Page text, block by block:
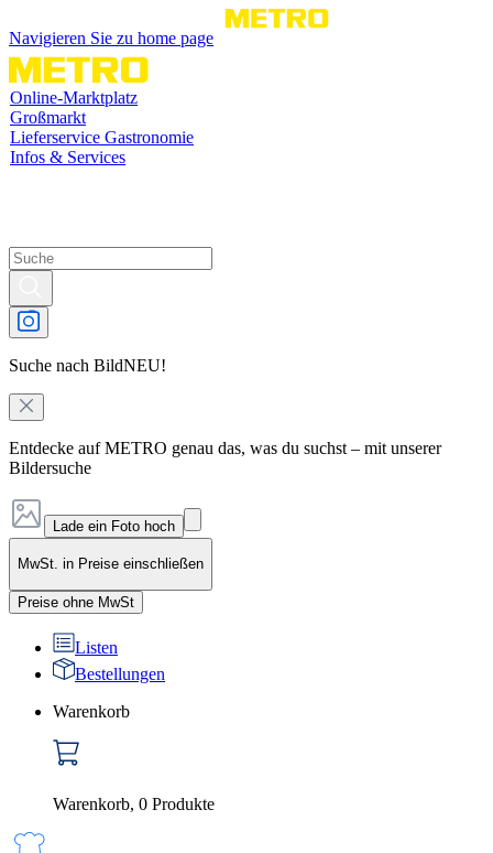
Navigieren Sie zu home page
Online-Marktplatz
Großmarkt
Lieferservice Gastronomie
Infos & Services
Suche nach BildNEU!
Entdecke auf METRO genau das, was du suchst – mit unserer
Bildersuche
Lade ein Foto hoch
MwSt. in Preise einschließen
Preise ohne MwSt
Listen
Bestellungen
Warenkorb
Warenkorb, 0 Produkte